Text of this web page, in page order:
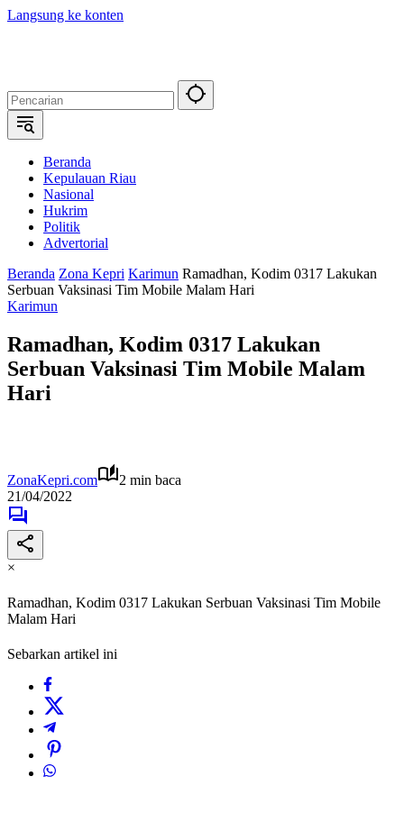
Langsung ke konten
Beranda
Kepulauan Riau
Nasional
Hukrim
Politik
Advertorial
Beranda Zona Kepri Karimun Ramadhan, Kodim 0317 Lakukan
Serbuan Vaksinasi Tim Mobile Malam Hari
Karimun
Ramadhan, Kodim 0317 Lakukan
Serbuan Vaksinasi Tim Mobile Malam
Hari
ZonaKepri.com
2 min baca
21/04/2022
×
Ramadhan, Kodim 0317 Lakukan Serbuan Vaksinasi Tim Mobile
Malam Hari
Sebarkan artikel ini